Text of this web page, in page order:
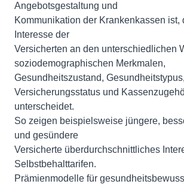
Angebotsgestaltung und
Kommunikation der Krankenkassen ist,
Interesse der
Versicherten an den unterschiedlichen
soziodemographischen Merkmalen,
Gesundheitszustand, Gesundheitstypus,
Versicherungsstatus und
unterscheidet.
So zeigen beispielsweise jüngere,
und gesündere
Versicherte überdurchschnittliches
Selbstbehalttarifen.
Prämienmodelle für